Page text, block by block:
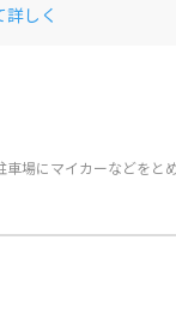
しく
場にマイカーなどをと